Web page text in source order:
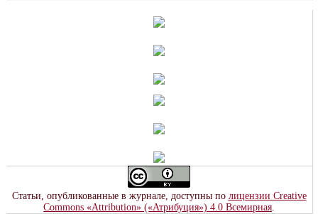
Статьи, опубликованные в журнале, доступны по лицензии Creative
Commons «Attribution» («Атрибуция») 4.0 Всемирная.